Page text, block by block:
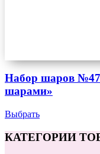
Набор шаров №47
шарами»
Выбрать
КАТЕГОРИИ